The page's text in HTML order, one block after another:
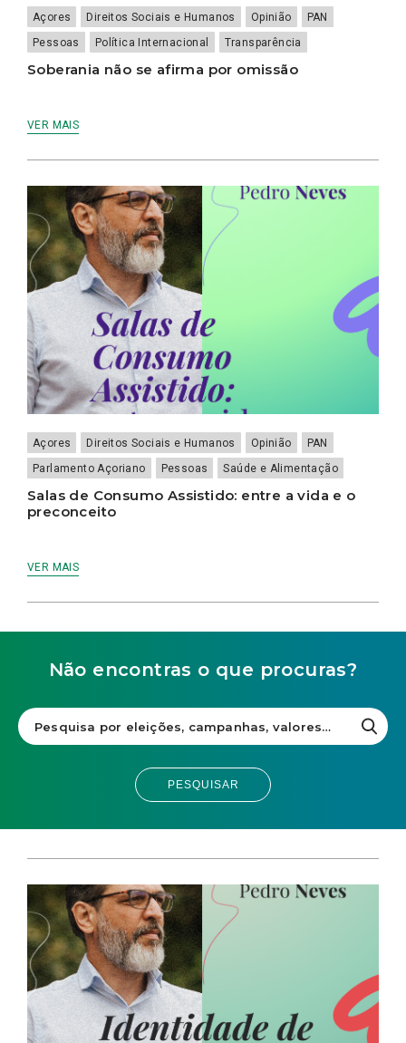
Açores Direitos Sociais e Humanos Opinião
PAN
Pessoas
Política Internacional Transparência
Soberania não se afirma por omissão
VER MAIS
Açores Direitos Sociais e Humanos Opinião
PAN
Parlamento Açoriano
Pessoas Saúde e Alimentação
Salas de Consumo Assistido: entre a vida e o
preconceito
VER MAIS
Não encontras o que procuras?
PESQUISAR